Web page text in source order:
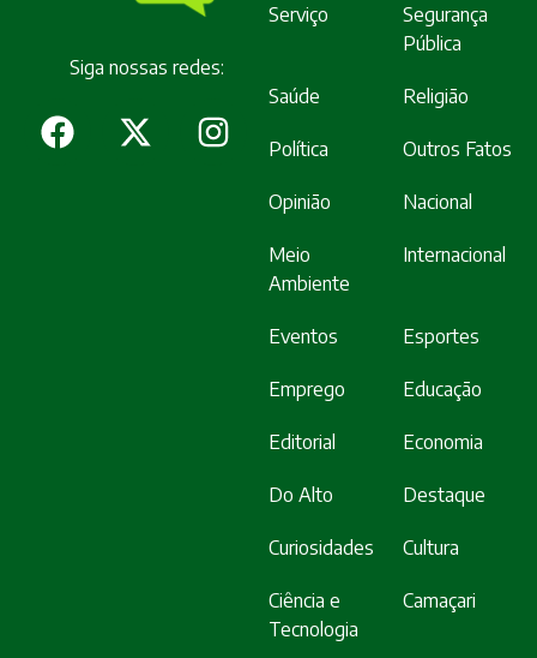
Siga nossas redes:
Serviço
Segurança
Pública
Saúde Religião
Política Outros Fatos
Opinião Nacional
Meio
Ambiente
Internacional
Eventos Esportes
Emprego Educação
Editorial Economia
Do Alto Destaque
Curiosidades Cultura
Ciência e
Tecnologia
Camaçari